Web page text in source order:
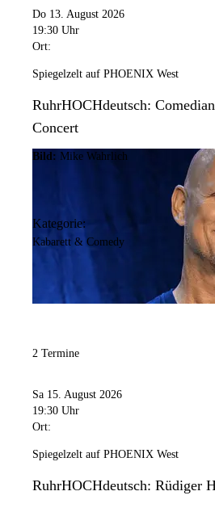
Do 13. August 2026
19:30 Uhr
Ort:
Spiegelzelt auf PHOENIX West
RuhrHOCHdeutsch:
Concert
Bild: Mike Wahrlich
Kategorie:
Kabarett & Comedy
2 Termine
Sa 15. August 2026
19:30 Uhr
Ort:
Spiegelzelt auf PHOENIX West
RuhrHOCHdeutsch: Rüdiger